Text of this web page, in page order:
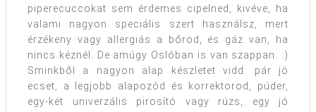
piperecuccokat sem érdemes cipelned, kivéve, ha
valami nagyon speciális szert használsz, mert
érzékeny vagy allergiás a bőröd, és gáz van, ha
nincs kéznél. De amúgy Oslóban is van szappan. :)
Sminkből a nagyon alap készletet vidd: pár jó
ecset, a legjobb alapozód és korrektorod, púder,
egy-két univerzális pirosító vagy rúzs, egy jó